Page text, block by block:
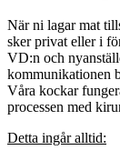
När ni lagar mat
sker privat eller i
VD:n och
kommunikationen
Våra kockar
processen med
Detta ingår alltid: